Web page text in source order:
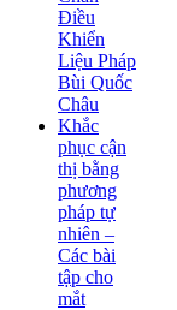
Điều
Khiển
Liệu Pháp
Bùi Quốc
Châu
Khắc
phục cận
thị bằng
phương
pháp tự
nhiên –
Các bài
tập cho
mắt